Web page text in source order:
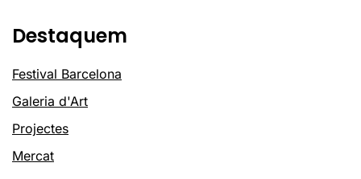
Destaquem
Festival Barcelona
Galeria d'Art
Projectes
Mercat